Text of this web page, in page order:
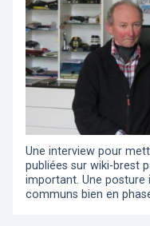
Une interview pour
publiées sur wiki-brest
important. Une
communs bien en